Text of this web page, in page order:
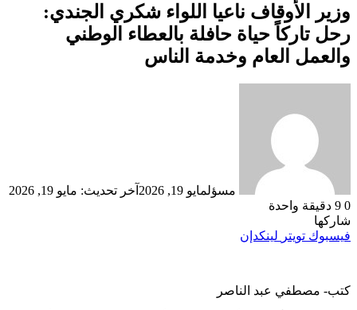
وزير الأوقاف ناعيا اللواء شكري الجندي:
رحل تاركاً حياة حافلة بالعطاء الوطني
والعمل العام وخدمة الناس
مسؤلمايو 19, 2026
آخر تحديث: مايو 19, 2026
0
دقيقة واحدة
شاركها
فيسبوك تويتر لينكدإن
كتب- مصطفي عبد الناصر